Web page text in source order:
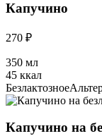
Капучино
270 ₽
350 мл
45 ккал
Безлактозное
Капучино на